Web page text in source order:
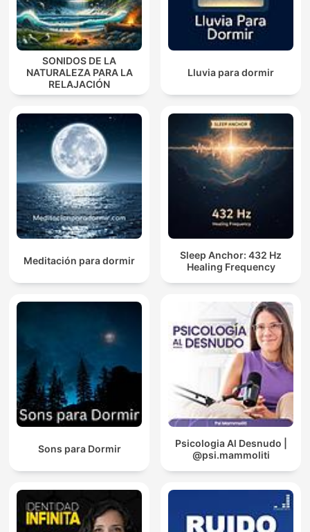
SONIDOS DE LA
NATURALEZA PARA LA
RELAJACIÓN
Lluvia para dormir
Meditación para dormir
Sleep Anchor: 432 Hz
Healing Frequency
Sons para Dormir
Psicologia Al Desnudo |
@psi.mammoliti